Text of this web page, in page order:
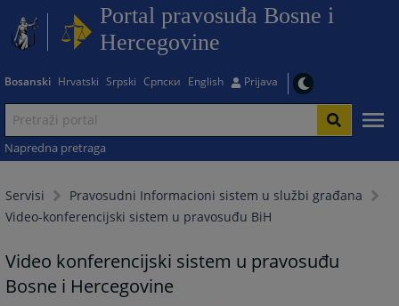
Portal pravosuđa Bosne i
Hercegovine
Bosanski Hrvatski Srpski Српски English Prijava
Napredna pretraga
Servisi
Pravosudni Informacioni sistem u službi građana
Video-konferencijski sistem u pravosuđu BiH
Video konferencijski sistem u pravosuđu
Bosne i Hercegovine